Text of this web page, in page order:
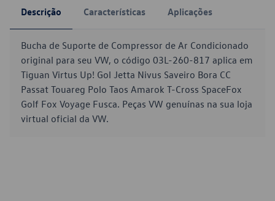
Descrição Características Aplicações
Bucha de Suporte de Compressor de Ar Condicionado
original para seu VW, o código 03L-260-817 aplica em
Tiguan Virtus Up! Gol Jetta Nivus Saveiro Bora CC
Passat Touareg Polo Taos Amarok T-Cross SpaceFox
Golf Fox Voyage Fusca. Peças VW genuínas na sua loja
virtual oficial da VW.